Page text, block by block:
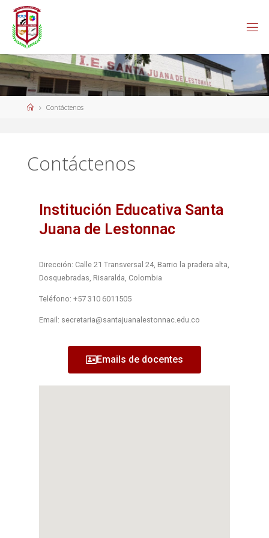
Contáctenos
Contáctenos
Institución Educativa Santa
Juana de Lestonnac
Dirección: Calle 21 Transversal 24, Barrio la pradera alta,
Dosquebradas, Risaralda, Colombia
Teléfono: ‎+57 310 6011505
Email: secretaria@santajuanalestonnac.edu.co
Emails de docentes